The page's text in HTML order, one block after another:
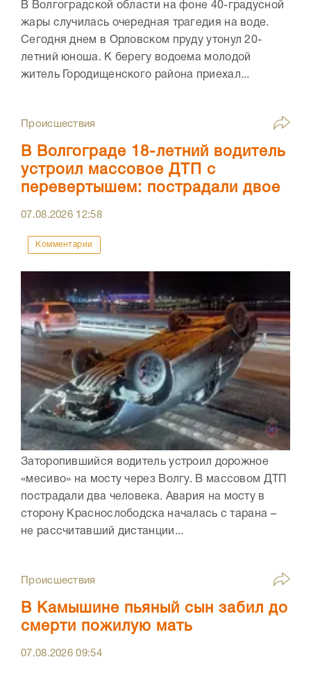
В Волгоградской области на фоне 40-градусной
жары случилась очередная трагедия на воде.
Сегодня днем в Орловском пруду утонул 20-
летний юноша. К берегу водоема молодой
житель Городищенского района приехал...
Происшествия
В Волгограде 18-летний водитель
устроил массовое ДТП с
перевертышем: пострадали двое
07.08.2026 12:58
Комментарии
Заторопившийся водитель устроил дорожное
«месиво» на мосту через Волгу. В массовом ДТП
пострадали два человека. Авария на мосту в
сторону Краснослободска началась с тарана –
не рассчитавший дистанции...
Происшествия
В Камышине пьяный сын забил до
смерти пожилую мать
07.08.202609:54